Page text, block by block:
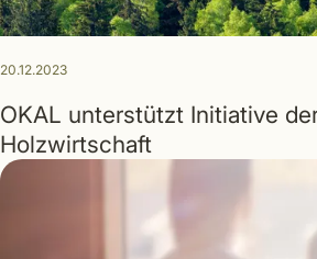
20.12.2023
OKAL unterstützt Initiative
Holzwirtschaft